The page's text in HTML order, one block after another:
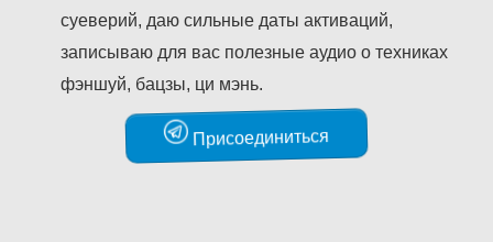
суеверий, даю сильные даты активаций,
записываю для вас полезные аудио о техниках
фэншуй, бацзы, ци мэнь.
Присоединиться